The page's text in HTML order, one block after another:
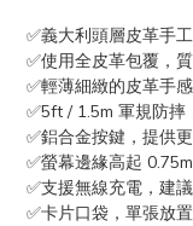
✅義大利頭層皮革手
✅使用全皮革包覆，
✅輕薄細緻的皮革手感
✅5ft / 1.5m 軍規防摔
✅鋁合金按鍵，提供
✅螢幕邊緣高起
✅支援無線充電，建
✅卡片口袋，單張放